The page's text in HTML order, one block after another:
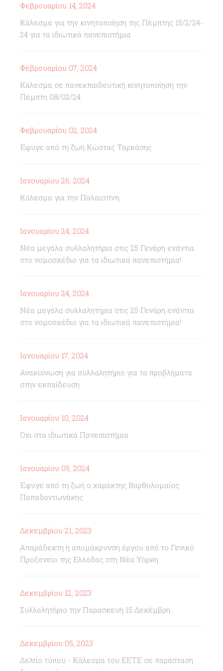
Φεβρουαρίου 14, 2024
Κάλεσμα για την κινητοποίηση της Πέμπτης 15/2/24-
24 για τα ιδιωτικά πανεπιστήμια
Φεβρουαρίου 07, 2024
Κάλεσμα σε πανεκπαιδευτική κινητοποίηση την
Πέμπτη 08/02/24
Φεβρουαρίου 02, 2024
Έφυγε από τη ζωή Κώστας Ταρκάσης
Ιανουαρίου 26, 2024
Κάλεσμα για την Παλαιστίνη
Ιανουαρίου 24, 2024
Νέα μεγάλα συλλαλητήρια στις 25 Γενάρη ενάντια
στο νομοσχέδιο για τα ιδιωτικά πανεπιστήμια!
Ιανουαρίου 24, 2024
Νέα μεγάλα συλλαλητήρια στις 25 Γενάρη ενάντια
στο νομοσχέδιο για τα ιδιωτικά πανεπιστήμια!
Ιανουαρίου 17, 2024
Ανακοίνωση για συλλαλητήριο για τα προβλήματα
στην εκπαίδευση
Ιανουαρίου 10, 2024
Όχι στα ιδιωτικά Πανεπιστήμια
Ιανουαρίου 05, 2024
Έφυγε από τη ζωή ο χαράκτης Βαρθολομαίος
Παπαδαντωνάκης
Δεκεμβρίου 21, 2023
Απαράδεκτη η απομάκρυνση έργου από το Γενικό
Προξενείο της Ελλάδας στη Νέα Υόρκη
Δεκεμβρίου 12, 2023
Συλλαλητήριο την Παρασκευή 15 Δεκέμβρη
Δεκεμβρίου 05, 2023
Δελτίο τύπου - Κάλεσμα του ΕΕΤΕ σε παράσταση